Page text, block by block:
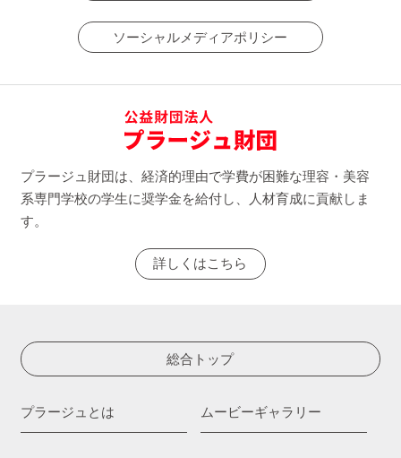
ソーシャルメディアポリシー
プラージュ財団は、経済的理由で学費が困難な理容・美容
系専門学校の学生に奨学金を給付し、人材育成に貢献しま
す。
詳しくはこちら
総合トップ
プラージュとは ムービーギャラリー